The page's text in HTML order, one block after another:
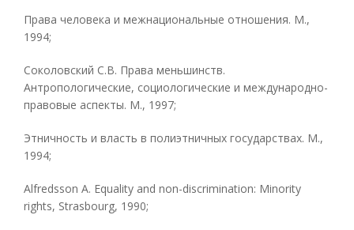
Права человека и межнациональные отношения. М.,
1994;
Соколовский С.В. Права меньшинств.
Антропологические, социологические и международно-
правовые аспекты. М., 1997;
Этничность и власть в полиэтничных государствах. М.,
1994;
Alfredsson A. Equality and non-discrimination: Minority
rights, Strasbourg, 1990;